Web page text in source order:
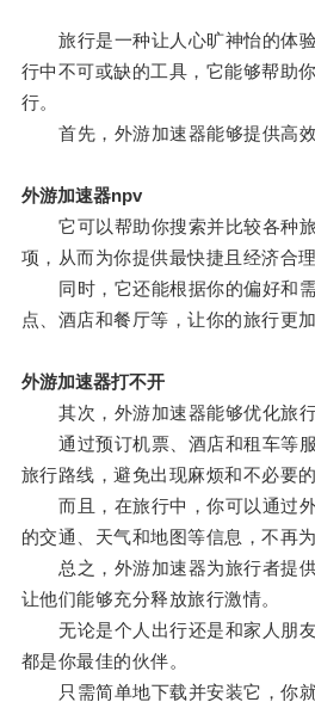
旅行是一种让人心旷神怡的体验
行中不可或缺的工具，它能够帮助
行。
首先，外游加速器能够提供高效
外游加速器npv
它可以帮助你搜索并比较各种旅
项，从而为你提供最快捷且经济合理
同时，它还能根据你的偏好和需
点、酒店和餐厅等，让你的旅行更加
外游加速器打不开
其次，外游加速器能够优化旅行
通过预订机票、酒店和租车等服
旅行路线，避免出现麻烦和不必要的
而且，在旅行中，你可以通过外
的交通、天气和地图等信息，不再
总之，外游加速器为旅行者提供
让他们能够充分释放旅行激情。
无论是个人出行还是和家人朋友
都是你最佳的伙伴。
只需简单地下载并安装它，你就